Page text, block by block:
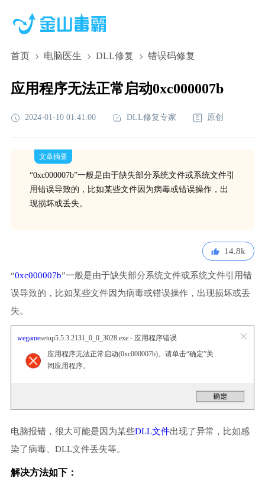
首页 电脑医生 DLL修复 错误码修复
应用程序无法正常启动0xc000007b
2024-01-10 01:41:00 DLL修复专家 原创
文章摘要
“0xc000007b”一般是由于缺失部分系统文件或系统文件引
用错误导致的，比如某些文件因为病毒或错误操作，出
现损坏或丢失。
14.8k
“0xc000007b”一般是由于缺失部分系统文件或系统文件引用错
误导致的，比如某些文件因为病毒或错误操作，出现损坏或丢
失。
wegamesetup5.5.3.2131_0_0_3028.exe - 应用程序错误
应用程序无法正常启动(0xc000007b)。请单击“确定”关
闭应用程序。
电脑报错，很大可能是因为某些DLL文件出现了异常，比如感
染了病毒、DLL文件丢失等。
解决方法如下：